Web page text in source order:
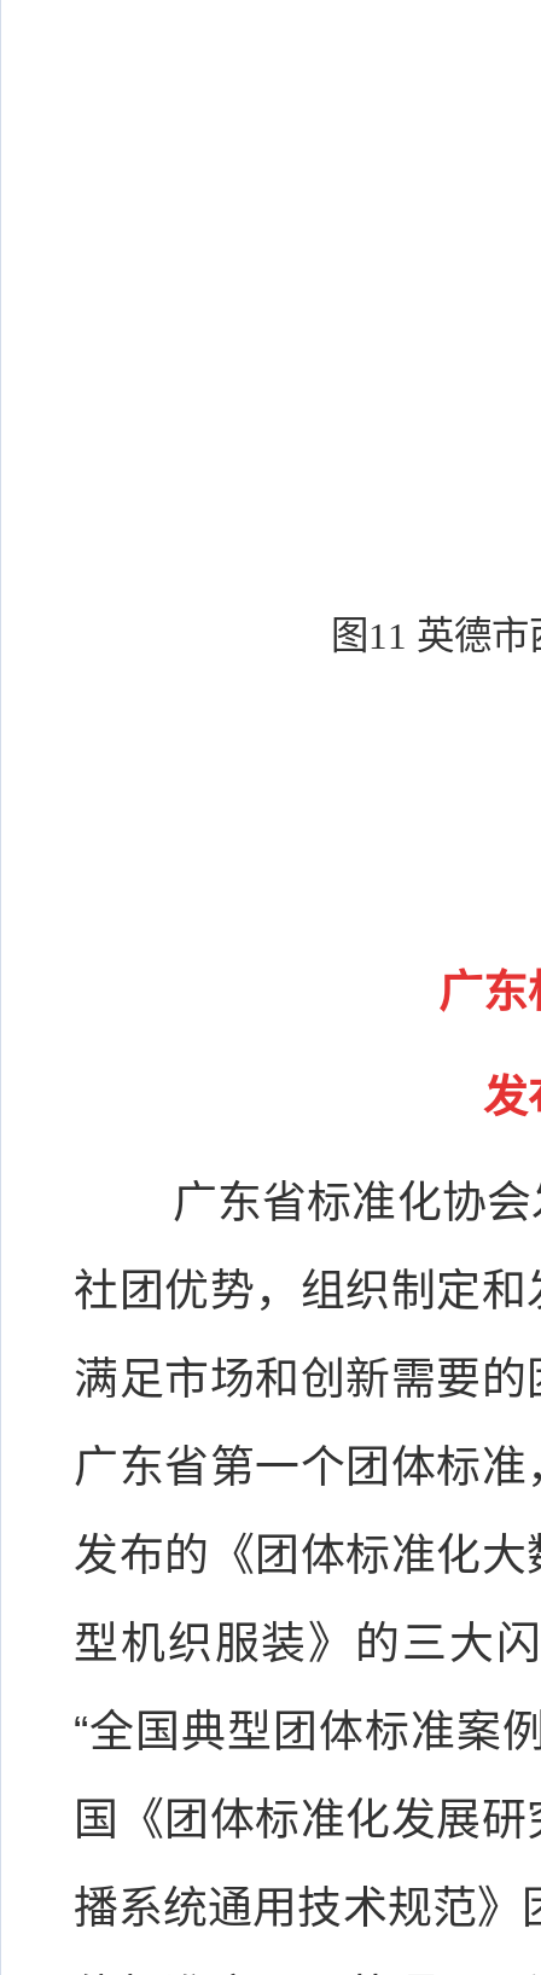
图11 英德
广东
发
广东省标准化协
社团优势，组织制定
满足市场和创新需要
广东省第一个团体标
发布的《团体标准化
型机织服装》的三大
“全国典型团体标准案
国《团体标准化发展
播系统通用技术规范